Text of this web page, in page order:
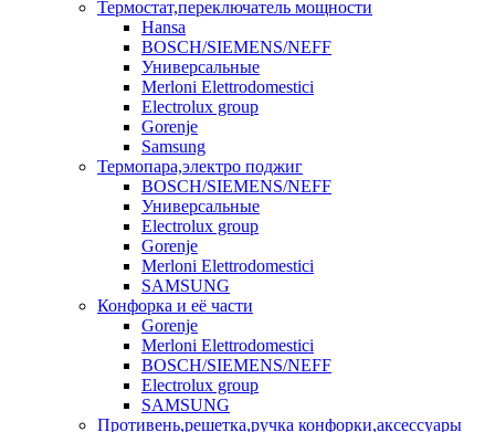
Термостат,переключатель мощности
Hansa
BOSCH/SIEMENS/NEFF
Универсальные
Merloni Elettrodomestici
Electrolux group
Gorenje
Samsung
Термопара,электро поджиг
BOSCH/SIEMENS/NEFF
Универсальные
Electrolux group
Gorenje
Merloni Elettrodomestici
SAMSUNG
Конфорка и её части
Gorenje
Merloni Elettrodomestici
BOSCH/SIEMENS/NEFF
Electrolux group
SAMSUNG
Противень,решетка,ручка конфорки,аксессуары